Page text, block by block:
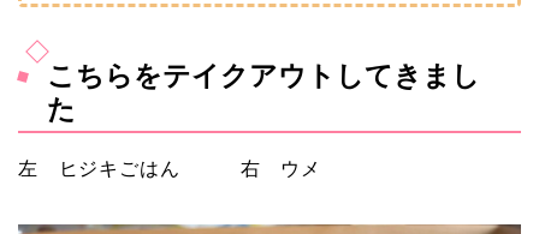
こちらをテイクアウトしてきまし
た
左 ヒジキごはん 右 ウメ